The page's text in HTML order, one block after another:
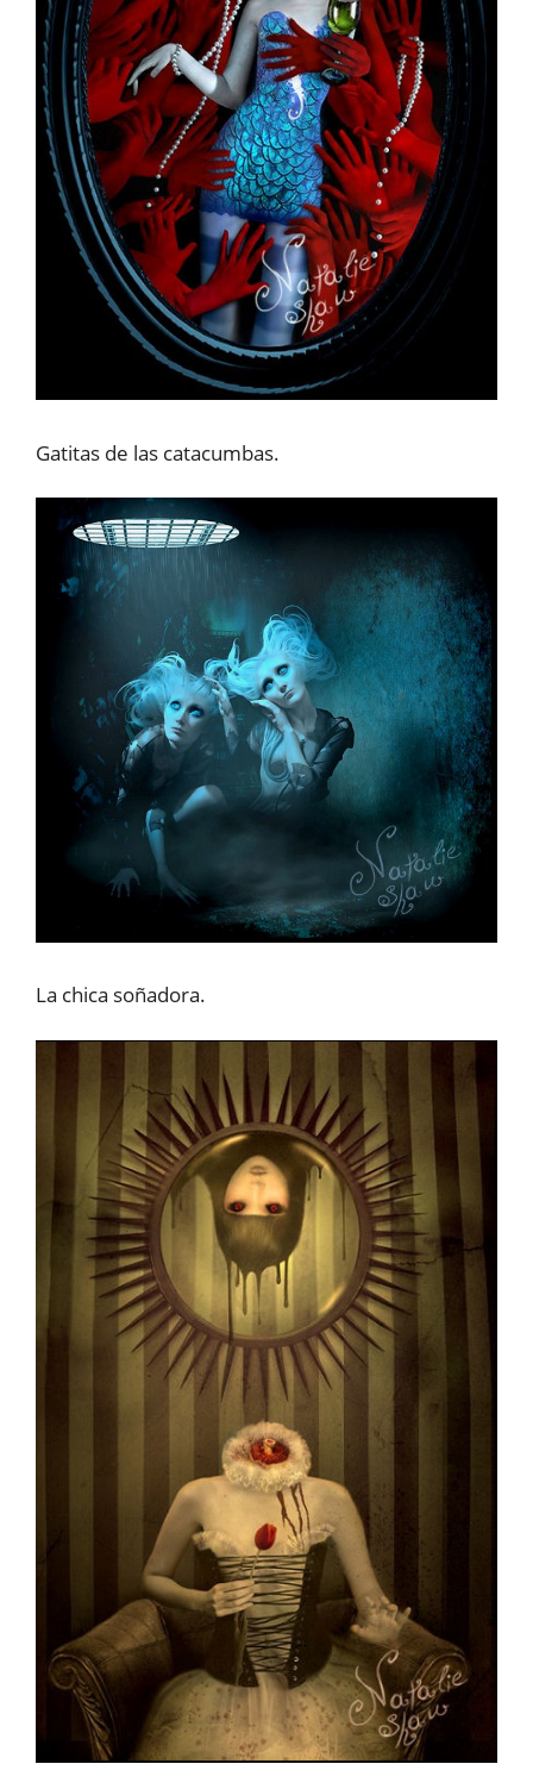
Gatitas de las catacumbas.
La chica soñadora.